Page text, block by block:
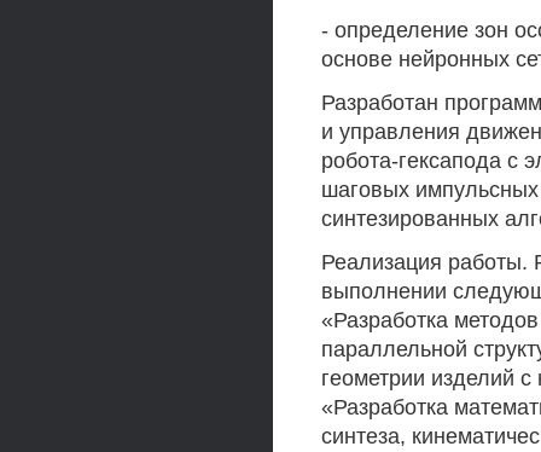
- определение зон
основе нейронных
Разработан
и управления
робота-гексапода с
шаговых
синтезированных
Реализация работы.
выполнении
«Разработка
параллельной
геометрии изделий
«Разработка
синтеза,